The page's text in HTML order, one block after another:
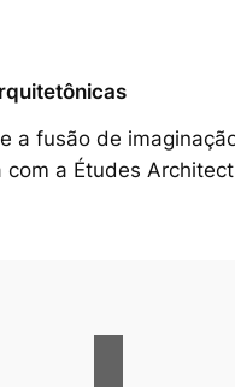
a fusão de
com a Études